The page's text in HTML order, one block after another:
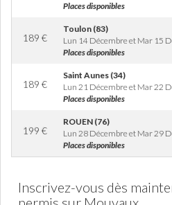
Places disponibles
189 €
Toulon (83)
Lun 14 Décembre et Mar 15
Places disponibles
189 €
Saint Aunes (34)
Lun 21 Décembre et Mar 22
Places disponibles
199 €
ROUEN (76)
Lun 28 Décembre et Mar 29
Places disponibles
Inscrivez-vous dès